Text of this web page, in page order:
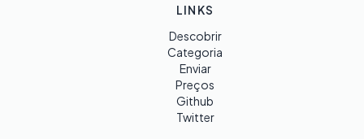
LINKS
Descobrir
Categoria
Enviar
Preços
Github
Twitter